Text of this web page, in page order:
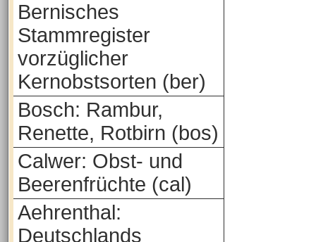
Bernisches
Stammregister
vorzüglicher
Kernobstsorten (ber)
Bosch: Rambur,
Renette, Rotbirn (bos)
Calwer: Obst- und
Beerenfrüchte (cal)
Aehrenthal:
Deutschlands